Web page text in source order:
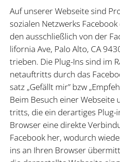
Auf un­se­rer Web­sei­te sind
so­zia­len Netz­werks
den aus­schließ­lich von der
li­for­nia Ave, Palo Alto, CA
trie­ben. Die Plug-Ins sind im
net­auf­tritts durch das
satz „Ge­fällt mir” bzw
Beim Be­such ei­ner
tritts, die ein der­ar­ti­ges
Brow­ser eine di­rek­te
Face­book her, wo­durch
ins an Ih­ren Brow­ser